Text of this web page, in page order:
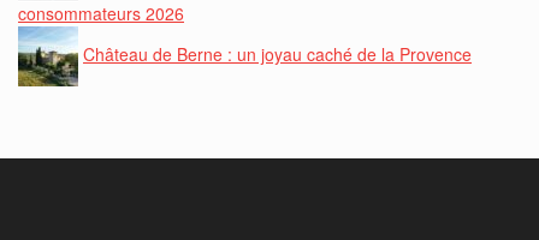
consommateurs 2026
Château de Berne : un joyau caché de la Provence